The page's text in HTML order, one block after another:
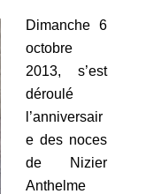
Dimanche 6
octobre
2013, s’est
déroulé
l’anniversair
e des noces
de Nizier
Anthelme